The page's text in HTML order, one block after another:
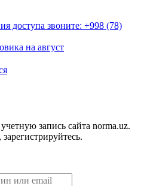
доступа звоните: +998 (78)
на август
запись сайта norma.uz.